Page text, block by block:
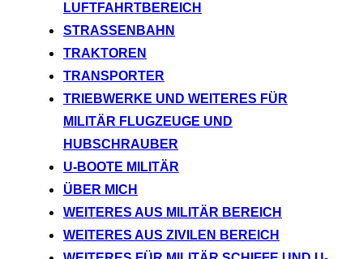
LUFTFAHRTBEREICH
STRASSENBAHN
TRAKTOREN
TRANSPORTER
TRIEBWERKE UND WEITERES FÜR
MILITÄR FLUGZEUGE UND
HUBSCHRAUBER
U-BOOTE MILITÄR
ÜBER MICH
WEITERES AUS MILITÄR BEREICH
WEITERES AUS ZIVILEN BEREICH